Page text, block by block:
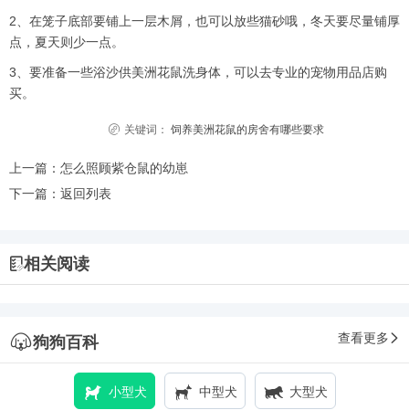
2、在笼子底部要铺上一层木屑，也可以放些猫砂哦，冬天要尽量铺厚
点，夏天则少一点。
3、要准备一些浴沙供美洲花鼠洗身体，可以去专业的宠物用品店购
买。
关键词： 饲养美洲花鼠的房舍有哪些要求
上一篇： 怎么照顾紫仓鼠的幼崽
下一篇： 返回列表
相关阅读
狗狗百科 查看更多
小型犬 中型犬 大型犬